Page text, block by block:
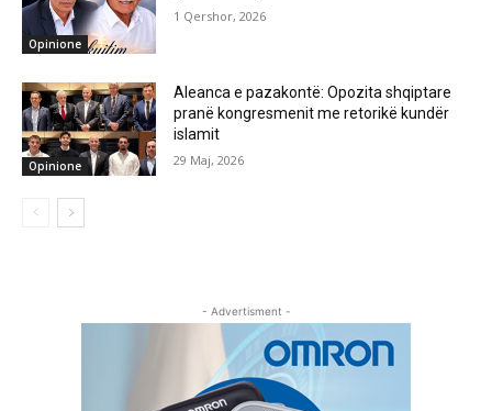
Opinione
1 Qershor, 2026
Opinione
Aleanca e pazakontë: Opozita shqiptare
pranë kongresmenit me retorikë kundër
islamit
29 Maj, 2026
- Advertisment -